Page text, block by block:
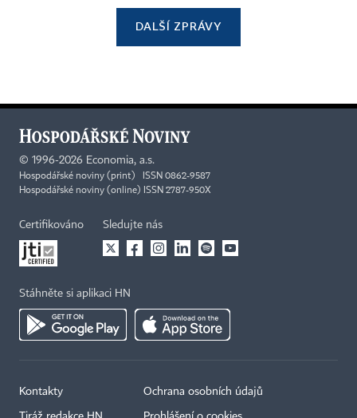
DALŠÍ ZPRÁVY
© 1996-2026 Economia, a.s.
Hospodářské noviny (print) ISSN 0862-9587
Hospodářské noviny (online) ISSN 2787-950X
Certifikováno Sledujte nás
Stáhněte si aplikaci HN
Kontakty Ochrana osobních údajů